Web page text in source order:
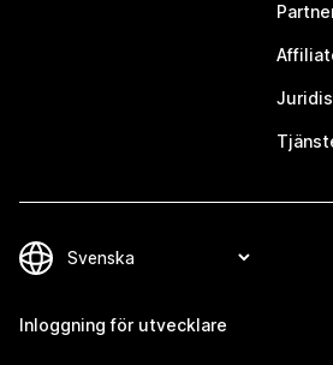
Inloggning för utvecklare